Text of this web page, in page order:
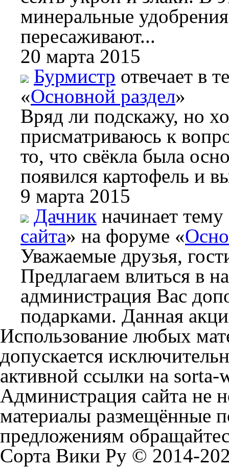
минеральные
пересаживают...
20 марта 2015
Бурмистр отвечает в
«Основной раздел»
Вряд ли подскажу, но
присматриваюсь к
то, что свёкла была
появился картофель и
9 марта 2015
Дачник начинает тему
сайта» на форуме «
Уважаемые друзья,
Предлагаем влиться в
администрация Вас
подарками. Данная
Использование любых
допускается
активной ссылки на
Администрация сайта не
материалы размещённые
предложениям
Сорта Вики Ру © 2014-